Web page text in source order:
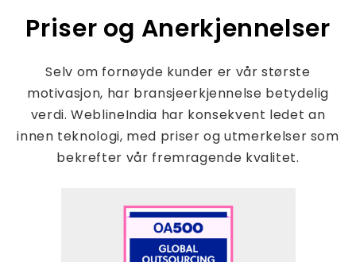
Priser og Anerkjennelser
Selv om fornøyde kunder er vår største
motivasjon, har bransjeerkjennelse betydelig
verdi. WeblineIndia har konsekvent ledet an
innen teknologi, med priser og utmerkelser som
bekrefter vår fremragende kvalitet.